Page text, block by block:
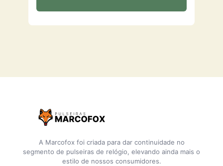
A Marcofox foi criada para dar continuidade no
segmento de pulseiras de relógio, elevando ainda mais o
estilo de nossos consumidores.